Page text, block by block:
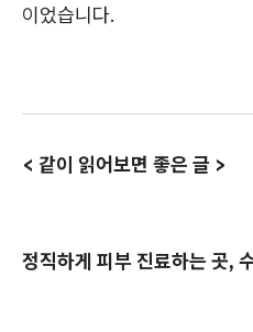
이었습니다.
< 같이 읽어보면 좋은 글 >
정직하게 피부 진료하는 곳,